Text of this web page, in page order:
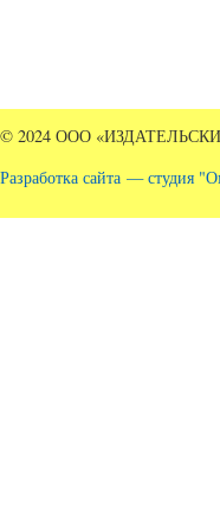
© 2024 ООО
Разработка сайта — студия